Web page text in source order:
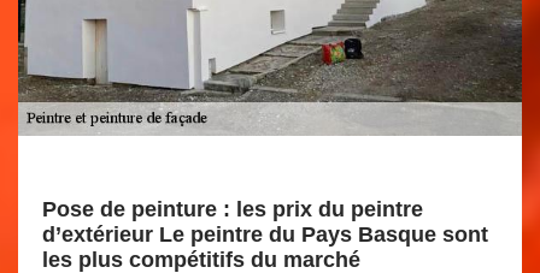
Pose de peinture : les prix du peintre
d’extérieur Le peintre du Pays Basque sont
les plus compétitifs du marché